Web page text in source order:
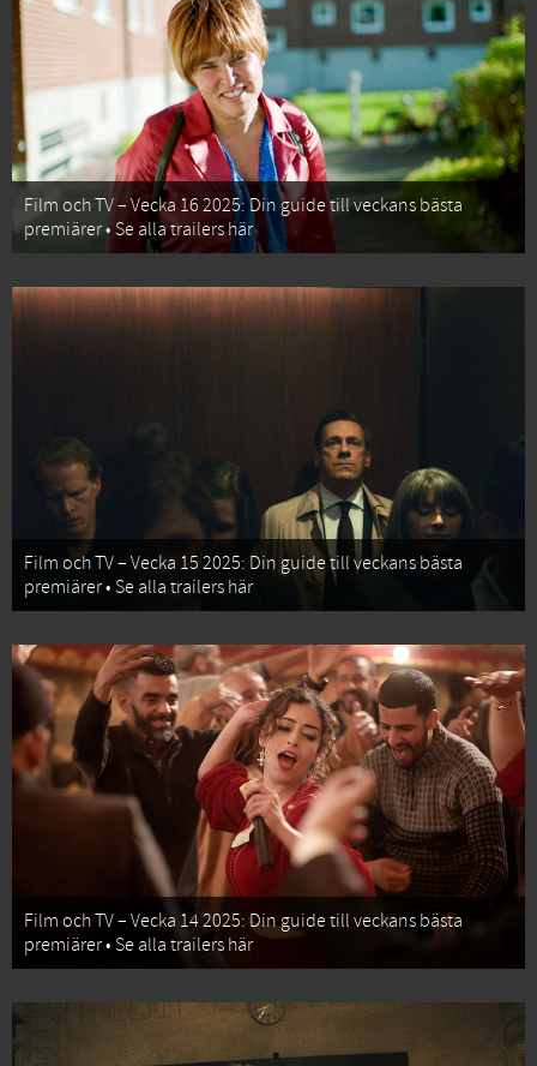
Film och TV – Vecka 16 2025: Din guide till veckans bästa
premiärer • Se alla trailers här
Film och TV – Vecka 15 2025: Din guide till veckans bästa
premiärer • Se alla trailers här
Film och TV – Vecka 14 2025: Din guide till veckans bästa
premiärer • Se alla trailers här